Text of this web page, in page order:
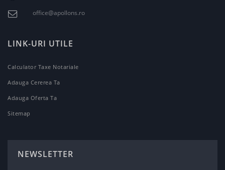
office@apollons.ro
LINK-URI UTILE
Calculator Taxe Notariale
Adauga Cererea Ta
Adauga Oferta Ta
Sitemap
NEWSLETTER